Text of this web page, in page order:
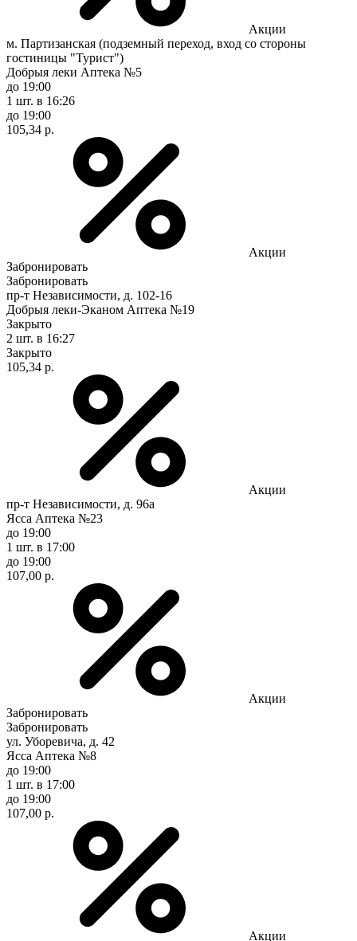
Акции
м. Партизанская (подземный переход, вход со стороны
гостиницы "Турист")
Добрыя леки Аптека №5
до 19:00
1 шт. в 16:26
до 19:00
105,34 р.
Акции
Забронировать
Забронировать
пр-т Независимости, д. 102-16
Добрыя леки-Эканом Аптека №19
Закрыто
2 шт. в 16:27
Закрыто
105,34 р.
Акции
пр-т Независимости, д. 96а
Ясса Аптека №23
до 19:00
1 шт. в 17:00
до 19:00
107,00 р.
Акции
Забронировать
Забронировать
ул. Уборевича, д. 42
Ясса Аптека №8
до 19:00
1 шт. в 17:00
до 19:00
107,00 р.
Акции